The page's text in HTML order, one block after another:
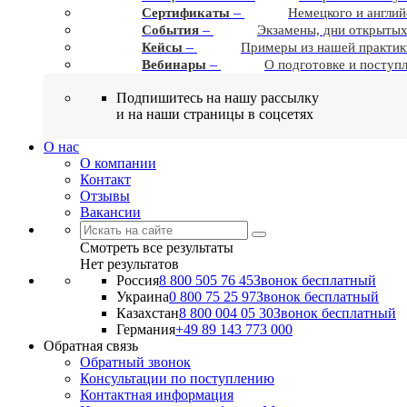
Сертификаты –
Немецкого и
События –
Экзамены, дни
Кейсы –
Примеры из нашей
Вебинары – О подготовке и
Подпишитесь на нашу рассылку
и на наши страницы в соцсетях
О нас
О компании
Контакт
Отзывы
Вакансии
Смотреть все результаты
Нет результатов
Россия8 800 505 76 45Звонок бесплатный
Украина0 800 75 25 97Звонок бесплатный
Казахстан8 800 004 05 30Звонок бесплатный
Германия+49 89 143 773 000
Обратная связь
Обратный звонок
Консультации по поступлению
Контактная информация